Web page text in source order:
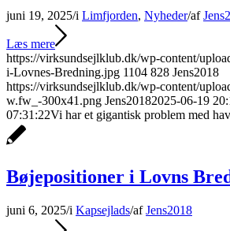
juni 19, 2025/i Limfjorden, Nyheder/af
Læs mere
https://virksundsejlklub.dk/wp-content/
i-Lovnes-Bredning.jpg 1104 828 Jens2018
https://virksundsejlklub.dk/wp-content/
w.fw_-300x41.png Jens20182025-06-19
07:31:22Vi har et gigantisk problem med
Bøjepositioner i Lovns
juni 6, 2025/i Kapsejlads/afJens2018